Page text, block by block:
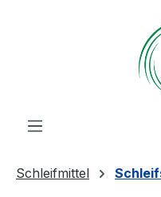
Schleifmittel